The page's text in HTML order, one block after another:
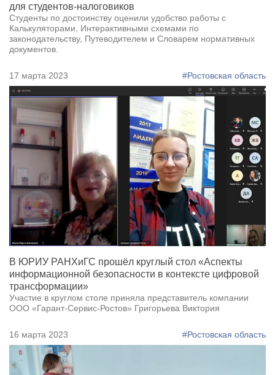
для студентов-налоговиков
Студенты по достоинству оценили удобство работы с
Калькуляторами, Интерактивными схемами по
законодательству, Путеводителем и Словарем нормативных
документов.
17 марта 2023 #Ростовская область
В ЮРИУ РАНХиГС прошёл круглый стол «Аспекты
информационной безопасности в контексте цифровой
трансформации»
Участие в круглом столе приняла представитель компании
ООО «Гарант-Сервис-Ростов» Григорьева Виктория
16 марта 2023 #Ростовская область